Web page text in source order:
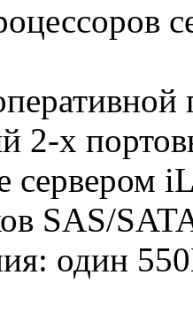
2-х
сервером
SAS/
один